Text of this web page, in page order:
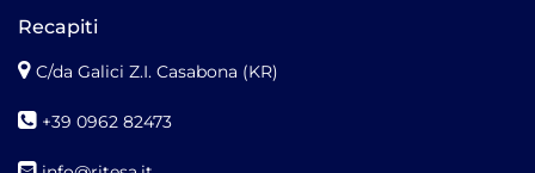
Recapiti
C/da Galici Z.I. Casabona (KR)
+39 0962 82473